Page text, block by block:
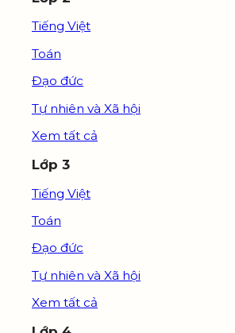
Tiếng Việt
Toán
Đạo đức
Tự nhiên và Xã hội
Xem tất cả
Lớp 3
Tiếng Việt
Toán
Đạo đức
Tự nhiên và Xã hội
Xem tất cả